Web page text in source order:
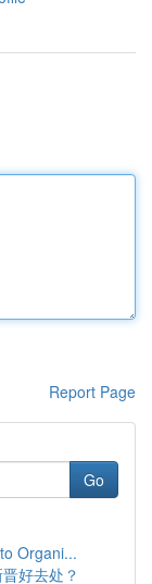
Report Page
Go
Organi...
好去处？